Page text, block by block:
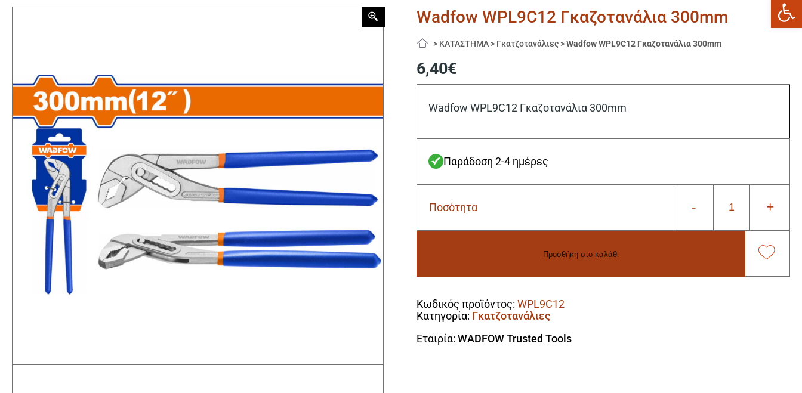
Wadfow WPL9C12 Γκαζοτανάλια 300mm
> ΚΑΤΑΣΤΗΜΑ > Γκατζοτανάλιες >Wadfow WPL9C12 Γκαζοτανάλια 300mm
6,40€
Wadfow WPL9C12 Γκαζοτανάλια 300mm
Παράδοση 2-4 ημέρες
Ποσότητα -
Wadfow
+
Προσθήκη στο καλάθι
Κωδικός προϊόντος:WPL9C12
Κατηγορία: Γκατζοτανάλιες
Εταιρία: WADFOW Trusted Tools